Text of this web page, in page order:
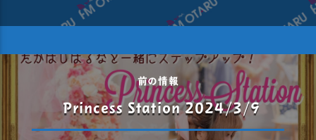
前の情報
Princess Station 2024/3/9